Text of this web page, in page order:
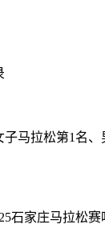
拉松第1名、
石家庄马拉松